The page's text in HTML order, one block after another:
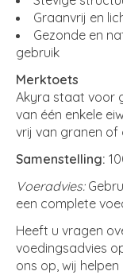
Graanvrij en
Gezonde en
gebruik
Merktoets
Akyra staat voor
van één enkele
vrij van granen of
Samenstelling:
Voeradvies:
een complete
Heeft u vragen
voedingsadvies
ons op, wij